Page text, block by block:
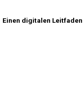
Einen digitalen